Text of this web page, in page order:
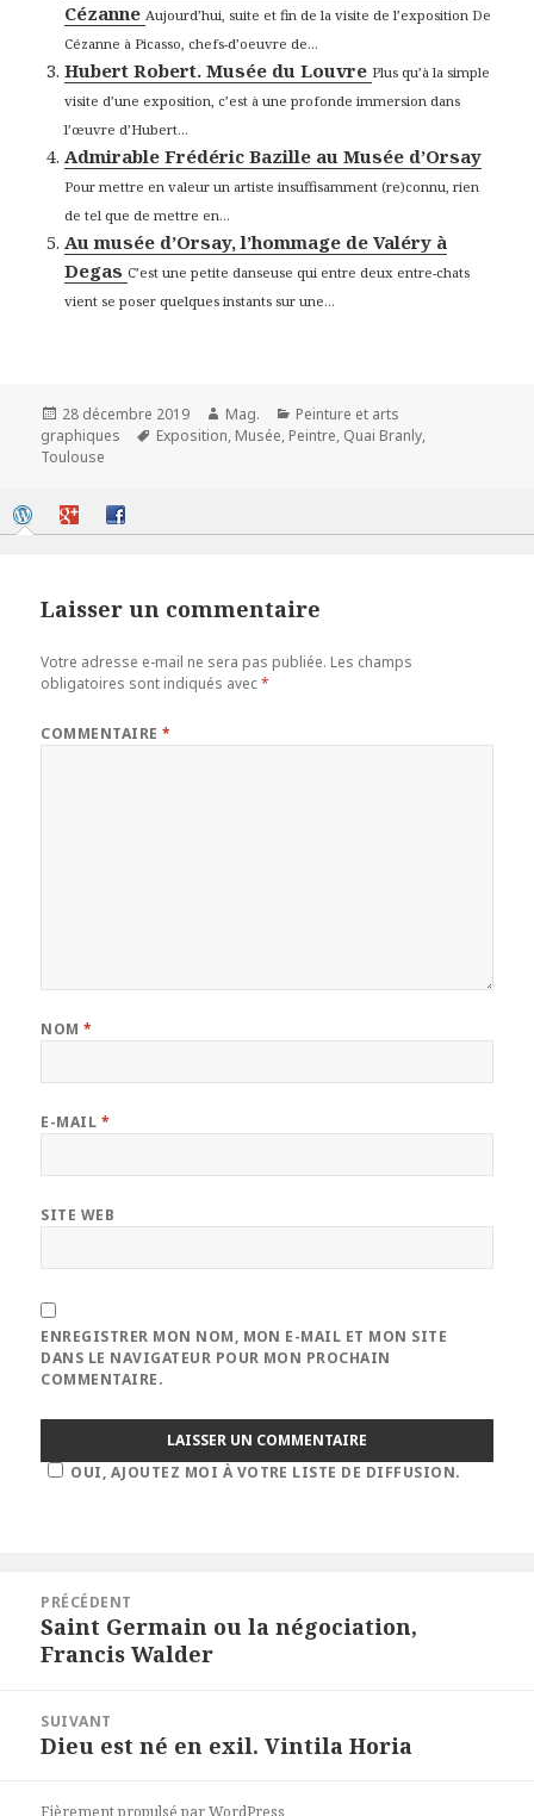
CézanneAujourd’hui, suite et fin de la visite de l’exposition De
Cézanne à Picasso, chefs-d’oeuvre de...
Hubert Robert. Musée du Louvre Plus qu’à la simple
visite d’une exposition, c’est à une profonde immersion dans
l’œuvre d’Hubert...
Admirable Frédéric Bazille au Musée d’Orsay
Pour mettre en valeur un artiste insuffisamment (re)connu, rien
de tel que de mettre en...
Au musée d’Orsay, l’hommage de Valéry à
Degas C’est une petite danseuse qui entre deux entre-chats
vient se poser quelques instants sur une...
Publié
le
28 décembre 2019 Auteur
Mag. Catégories
Peinture et arts
graphiques
Mots-
Exposition, Musée, Peintre, Quai Branly,
Toulouse
Laisser un commentaire
Votre adresse e-mail ne sera pas publiée. Les champs
obligatoires sont indiqués avec*
COMMENTAIRE*
NOM*
E-MAIL *
SITE WEB
ENREGISTRER MON NOM, MON E-MAIL ET MON SITE
DANS LE NAVIGATEUR POUR MON PROCHAIN
COMMENTAIRE.
OUI, AJOUTEZ MOI À VOTRE LISTE DE DIFFUSION.
l’article
PRÉCÉDENT
Article
précédent :
Saint Germain ou la négociation,
Francis Walder
SUIVANT
Article
Dieu est né en exil. Vintila Horia